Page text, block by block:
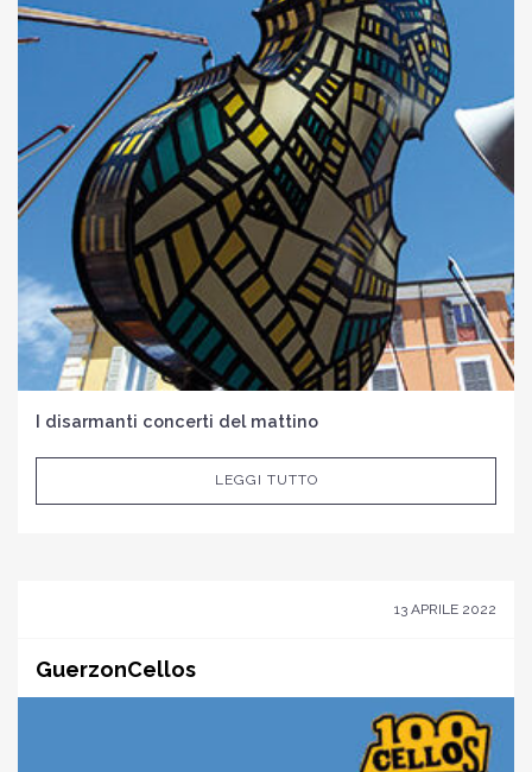
I disarmanti concerti del mattino
LEGGI TUTTO
13 APRILE 2022
GuerzonCellos